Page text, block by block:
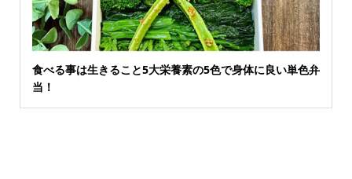
食べる事は生きること5大栄養素の5色で身体に良い単色弁
当！